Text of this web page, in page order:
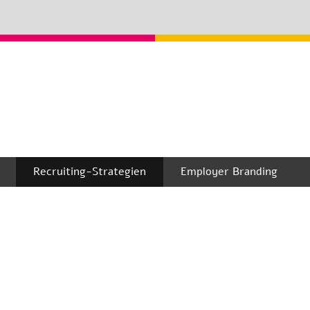
Recruiting-Strategien Employer Branding